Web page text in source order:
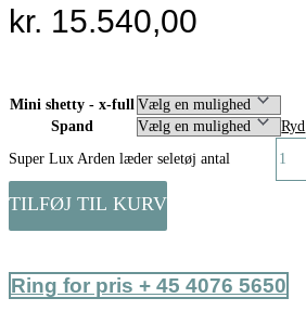
kr. 15.540,00
Mini shetty - x-full
Spand
Ryd
Super Lux Arden læder seletøj antal
TILFØJ TIL KURV
Ring for pris + 45 4076 5650